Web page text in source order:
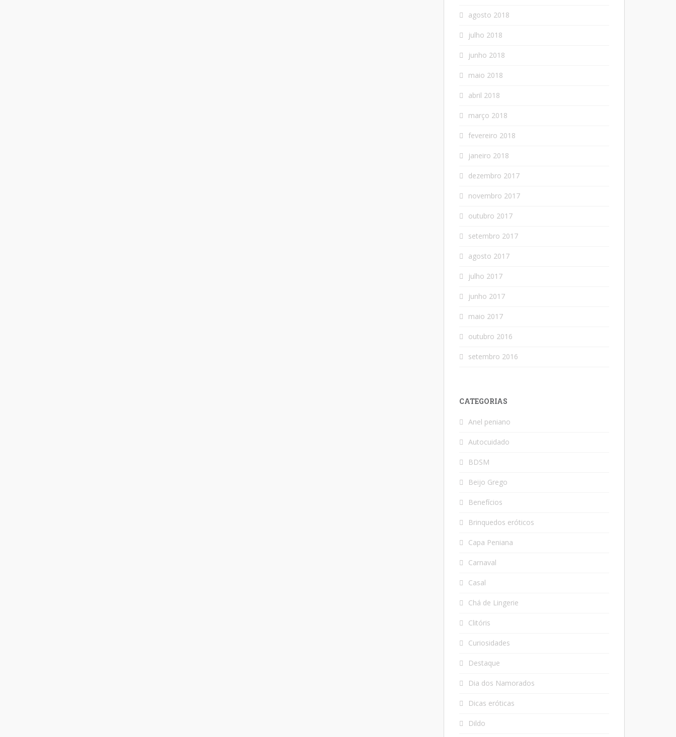
agosto 2018
julho 2018
junho 2018
maio 2018
abril 2018
março 2018
fevereiro 2018
janeiro 2018
dezembro 2017
novembro 2017
outubro 2017
setembro 2017
agosto 2017
julho 2017
junho 2017
maio 2017
outubro 2016
setembro 2016
CATEGORIAS
Anel peniano
Autocuidado
BDSM
Beijo Grego
Benefícios
Brinquedos eróticos
Capa Peniana
Carnaval
Casal
Chá de Lingerie
Clitóris
Curiosidades
Destaque
Dia dos Namorados
Dicas eróticas
Dildo